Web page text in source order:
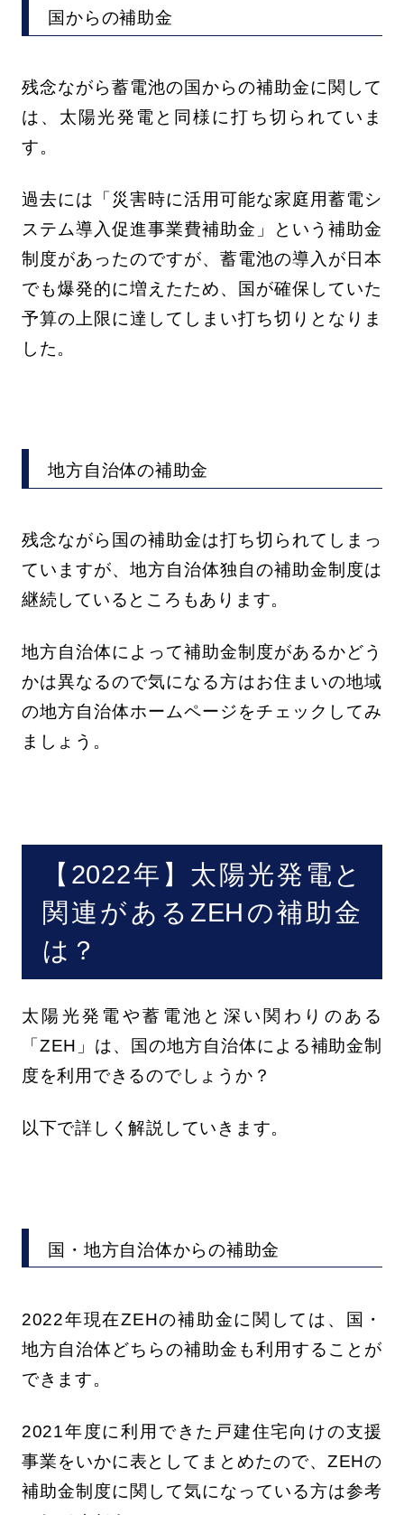
国からの補助金
残念ながら蓄電池の国からの補助金に関して
は、太陽光発電と同様に打ち切られていま
す。
過去には「災害時に活用可能な家庭用蓄電シ
ステム導入促進事業費補助金」という補助金
制度があったのですが、蓄電池の導入が日本
でも爆発的に増えたため、国が確保していた
予算の上限に達してしまい打ち切りとなりま
した。
地方自治体の補助金
残念ながら国の補助金は打ち切られてしまっ
ていますが、地方自治体独自の補助金制度は
継続しているところもあります。
地方自治体によって補助金制度があるかどう
かは異なるので気になる方はお住まいの地域
の地方自治体ホームページをチェックしてみ
ましょう。
【2022年】太陽光発電と
関連があるZEHの補助金
は？
太陽光発電や蓄電池と深い関わりのある
「ZEH」は、国の地方自治体による補助金制
度を利用できるのでしょうか？
以下で詳しく解説していきます。
国・地方自治体からの補助金
2022年現在ZEHの補助金に関しては、国・
地方自治体どちらの補助金も利用することが
できます。
2021年度に利用できた戸建住宅向けの支援
事業をいかに表としてまとめたので、ZEHの
補助金制度に関して気になっている方は参考